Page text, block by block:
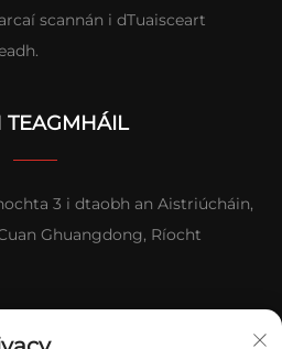
scannán i dTuaisceart
TEAGMHÁIL
3 i dtaobh an Aistriúcháin,
Ghuangdong, Ríocht
076023631800